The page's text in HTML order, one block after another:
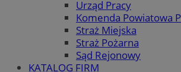
Urząd Pracy
Komenda Powiatowa
Straż Miejska
Straż Pożarna
Sąd Rejonowy
KATALOG FIRM